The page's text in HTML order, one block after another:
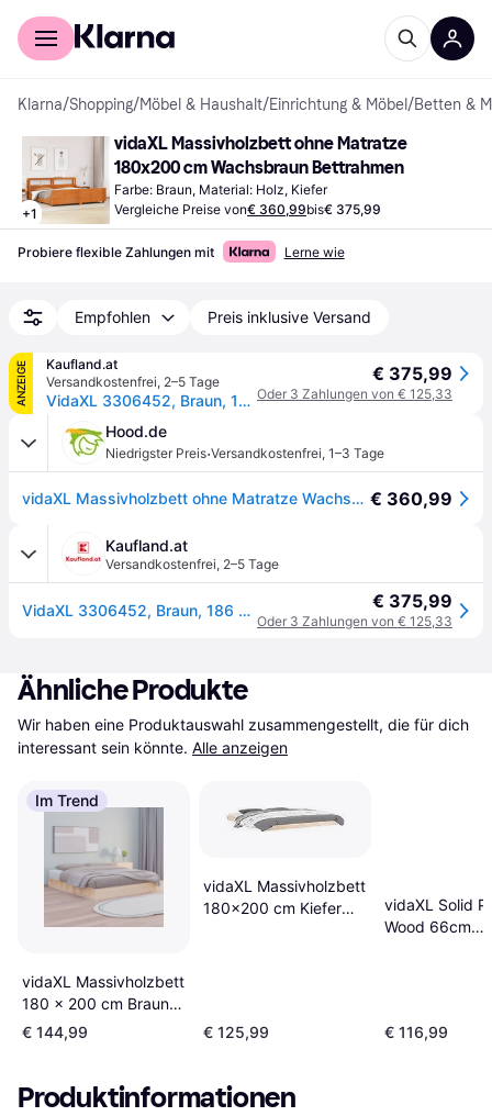
Für Shopper
Klarna/Shopping/Möbel & Haushalt/Einrichtung & Möbel /Betten &
+1
vidaXL Massivholzbett ohne Matratze
180x200 cm Wachsbraun Bettrahmen
Farbe: Braun, Material: Holz, Kiefer
Vergleiche Preise von€ 360,99bis€ 375,99
Probiere flexible Zahlungen mit Lerne wie
Empfohlen Preis inklusive Versand
ANZEIGE
Kaufland.at
Versandkostenfrei, 2–5 Tage
VidaXL 3306452, Braun, 186 cm, 2,23 m, 82 cm, 1800 x 2000 mm, 1 Stück(e)
€ 375,99
Oder 3 Zahlungen von € 125,33
Hood.de
Niedrigster Preis·Versandkostenfrei, 1–3 Tage
vidaXL Massivholzbett ohne Matratze Wachsbraun 180x200 Kiefernholz € 360,99
Kaufland.at
Versandkostenfrei, 2–5 Tage
VidaXL 3306452, Braun, 186 cm, 2,23 m, 82 cm, 1800 x 2000 mm, 1 Stück(e) € 375,99
Oder 3 Zahlungen von € 125,33
Ähnliche Produkte
Wir haben eine Produktauswahl zusammengestellt, die für dich
interessant sein könnte. Alle anzeigen
Im Trend
vidaXL Massivholzbett
180 x 200 cm Braun
Bettrahmen
€ 144,99
vidaXL Massivholzbett
180x200 cm Kiefer
€ 125,99
vidaXL Solid
Wood 66cm
€ 116,99
Produktinformationen